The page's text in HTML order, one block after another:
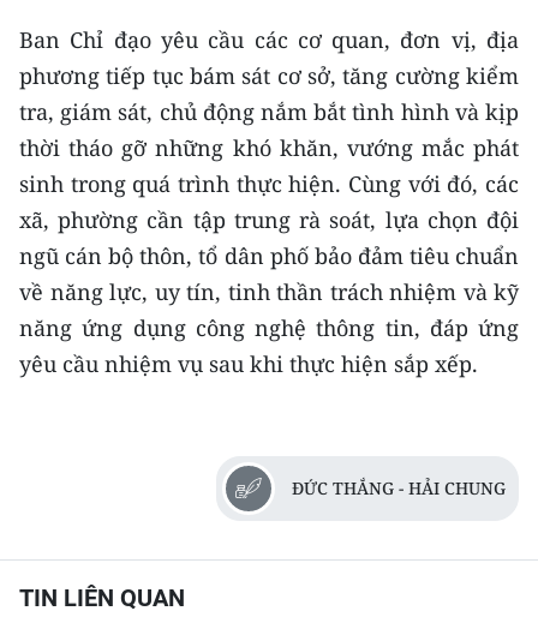
Đồng bằng sông Cửu Long
Chuyên trang Hà Nội
Chuyên trang TP. Hồ Chí Minh
CHUYÊN ĐỀ
CÁC CHUYÊN TRANG
VỀ BÁO NHÂN DÂN
NHÂN DÂN CUỐI TUẦN
MUA BÁO
Ban Chỉ đạo yêu cầu các cơ quan, đơn vị, địa
phương tiếp tục bám sát cơ sở, tăng cường kiểm
tra, giám sát, chủ động nắm bắt tình hình và kịp
thời tháo gỡ những khó khăn, vướng mắc phát
sinh trong quá trình thực hiện. Cùng với đó, các
xã, phường cần tập trung rà soát, lựa chọn đội
ngũ cán bộ thôn, tổ dân phố bảo đảm tiêu chuẩn
về năng lực, uy tín, tinh thần trách nhiệm và kỹ
năng ứng dụng công nghệ thông tin, đáp ứng
yêu cầu nhiệm vụ sau khi thực hiện sắp xếp.
ĐỨC THẮNG - HẢI CHUNG
TIN LIÊN QUAN